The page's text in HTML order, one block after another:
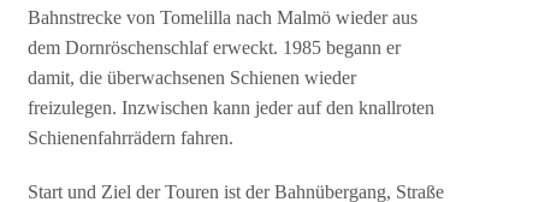
Bahnstrecke von Tomelilla nach Malmö wieder aus
dem Dornröschenschlaf erweckt. 1985 begann er
damit, die überwachsenen Schienen wieder
freizulegen. Inzwischen kann jeder auf den knallroten
Schienenfahrrädern fahren.
Start und Ziel der Touren ist der Bahnübergang, Straße